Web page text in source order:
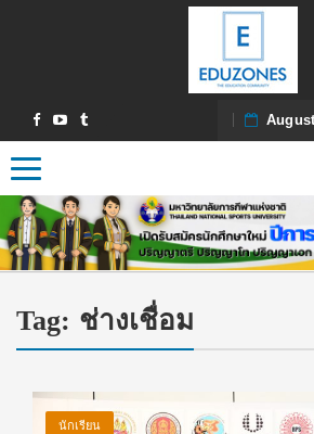
Toggle navigation
Tag: ช่างเชื่อม
นักเรียน